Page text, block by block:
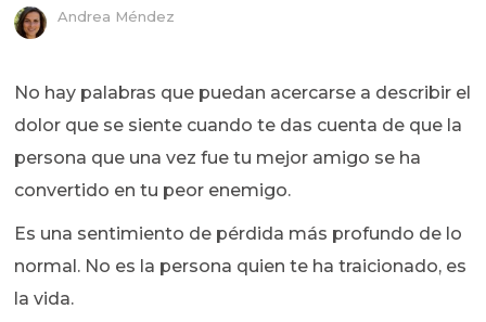
Andrea Méndez
No hay palabras que puedan acercarse a describir el
dolor que se siente cuando te das cuenta de que la
persona que una vez fue tu mejor amigo se ha
convertido en tu peor enemigo.
Es una sentimiento de pérdida más profundo de lo
normal. No es la persona quien te ha traicionado, es
la vida.